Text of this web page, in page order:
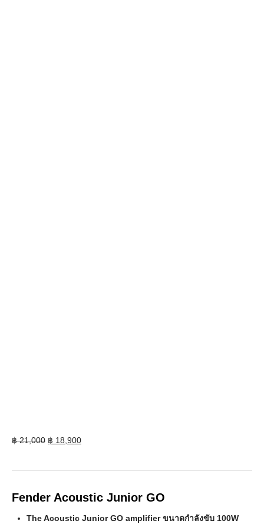
฿21,000 Original
฿ 18,900Current
Fender Acoustic Junior GO
The Acoustic Junior GO amplifier ขนาดกำลังขับ 100W